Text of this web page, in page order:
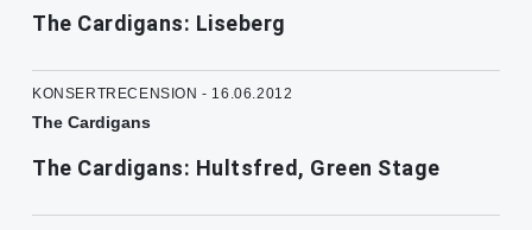
The Cardigans: Liseberg
KONSERTRECENSION - 16.06.2012
The Cardigans
The Cardigans: Hultsfred, Green Stage